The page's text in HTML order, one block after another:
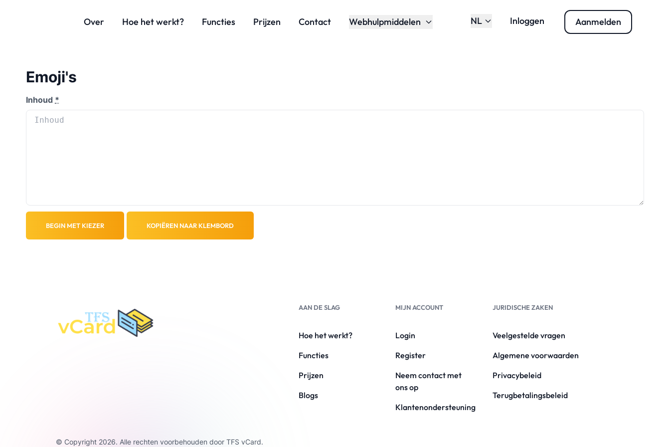
Over Hoe het werkt? Functies Prijzen Contact Webhulpmiddelen NL Inloggen Aanmelden
Emoji's
Inhoud *
BEGIN MET KIEZER KOPIËREN NAAR KLEMBORD
AAN DE SLAG
Hoe het werkt?
Functies
Prijzen
Blogs
MIJN ACCOUNT
Login
Register
Neem contact met
ons op
Klantenondersteuning
JURIDISCHE ZAKEN
Veelgestelde vragen
Algemene voorwaarden
Privacybeleid
Terugbetalingsbeleid
© Copyright 2026. Alle rechten voorbehouden door TFS vCard.